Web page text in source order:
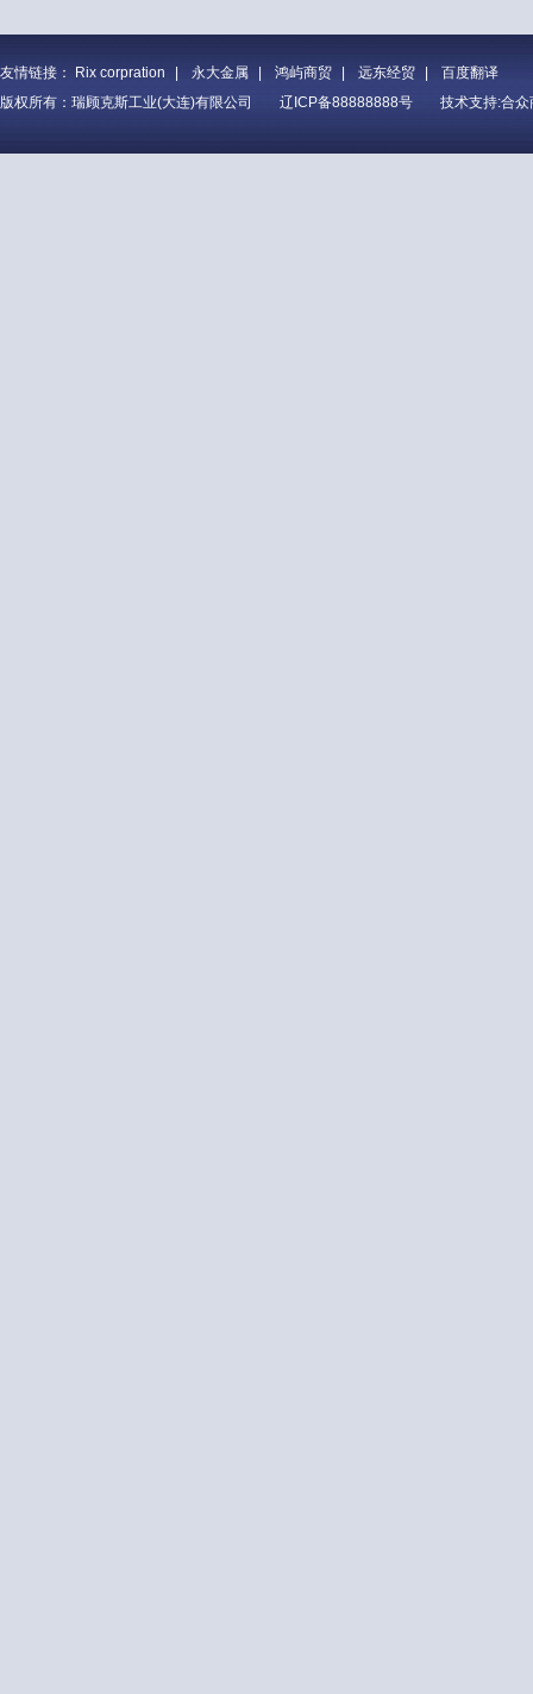
友情链接： Rix corpration 永大金属 鸿屿商贸 远东经贸
百度翻译
版权所有：瑞顾克斯工业(大连)有限公司
辽ICP备88888888号 技术支持:合